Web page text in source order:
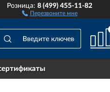
ДОСТАВИМ
Розница:8 (499) 455-11-82
Перезвоните мне